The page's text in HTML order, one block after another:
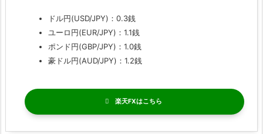
ドル円(USD/JPY)：0.3銭
ユーロ円(EUR/JPY)：1.1銭
ポンド円(GBP/JPY)：1.0銭
豪ドル円(AUD/JPY)：1.2銭
楽天FX